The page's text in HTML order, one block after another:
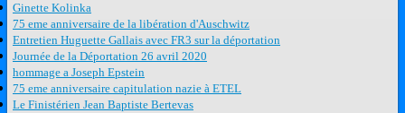
Ginette Kolinka
75 eme anniversaire de la libération d'Auschwitz
Entretien Huguette Gallais avec FR3 sur la déportation
Journée de la Déportation 26 avril 2020
hommage a Joseph Epstein
75 eme anniversaire capitulation nazie à ETEL
Le Finistérien Jean Baptiste Bertevas